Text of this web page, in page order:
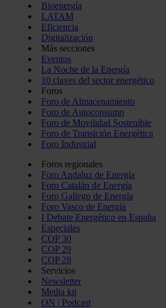
Bioenergía
LATAM
Eficiencia
Digitalización
Más secciones
Eventos
La Noche de la Energía
10 claves del sector energético
Foros
Foro de Almacenamiento
Foro de Autoconsumo
Foro de Movilidad Sostenible
Foro de Transición Energética
Foro Industrial
Foros regionales
Foro Andaluz de Energía
Foro Catalán de Energía
Foro Gallego de Energía
Foro Vasco de Energía
I Debate Energético en España
Especiales
COP 30
COP 29
COP 28
Servicios
Newsletter
Media kit
ON | Podcast